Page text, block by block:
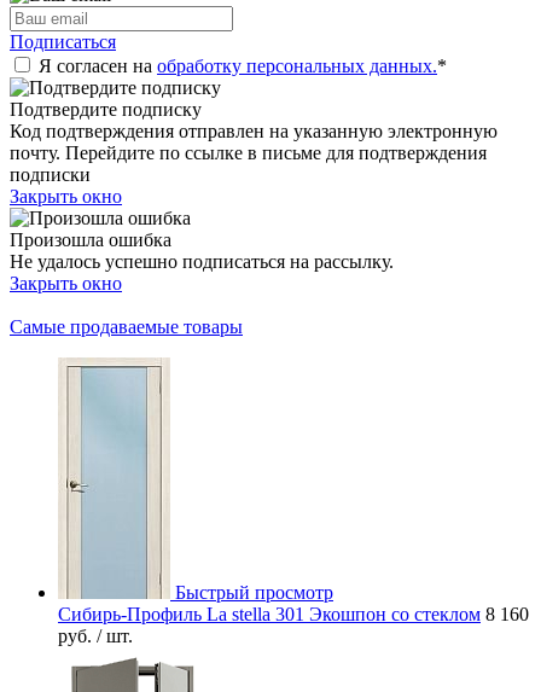
Подписаться
Я согласен на обработку персональных данных.*
Подтвердите подписку
Код подтверждения отправлен на указанную электронную
почту. Перейдите по ссылке в письме для подтверждения
подписки
Закрыть окно
Произошла ошибка
Не удалось успешно подписаться на рассылку.
Закрыть окно
Самые продаваемые товары
Быстрый просмотр
Сибирь-Профиль La stella 301 Экошпон со стеклом 8 160
руб. / шт.